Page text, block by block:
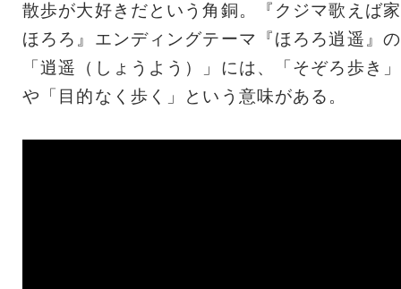
散歩が大好きだという角銅。『クジマ歌えば家
ほろろ』エンディングテーマ『ほろろ逍遥』の
「逍遥（しょうよう）」には、「そぞろ歩き」
や「目的なく歩く」という意味がある。